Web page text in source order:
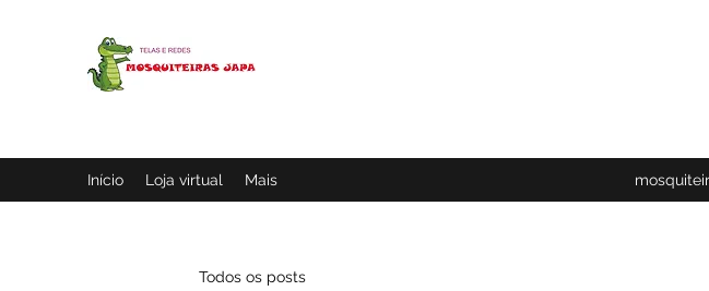
Início Loja virtual Mais
Todos os posts